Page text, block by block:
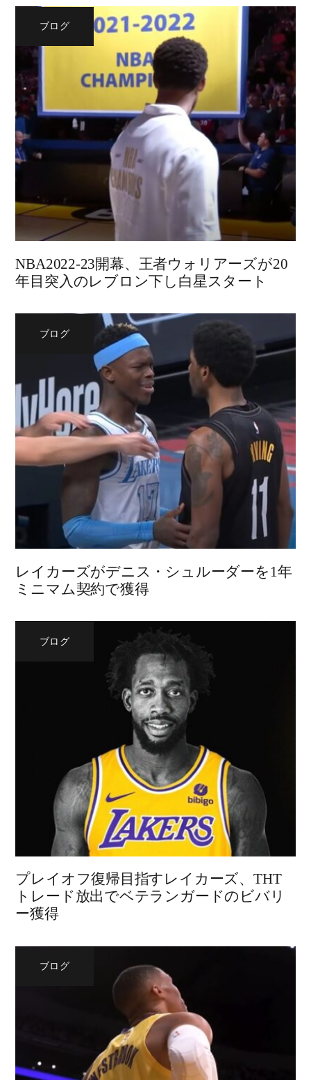
ブログ
NBA2022-23開幕、王者ウォリアーズが20
年目突入のレブロン下し白星スタート
ブログ
レイカーズがデニス・シュルーダーを1年
ミニマム契約で獲得
ブログ
プレイオフ復帰目指すレイカーズ、THT
トレード放出でベテランガードのビバリ
ー獲得
ブログ